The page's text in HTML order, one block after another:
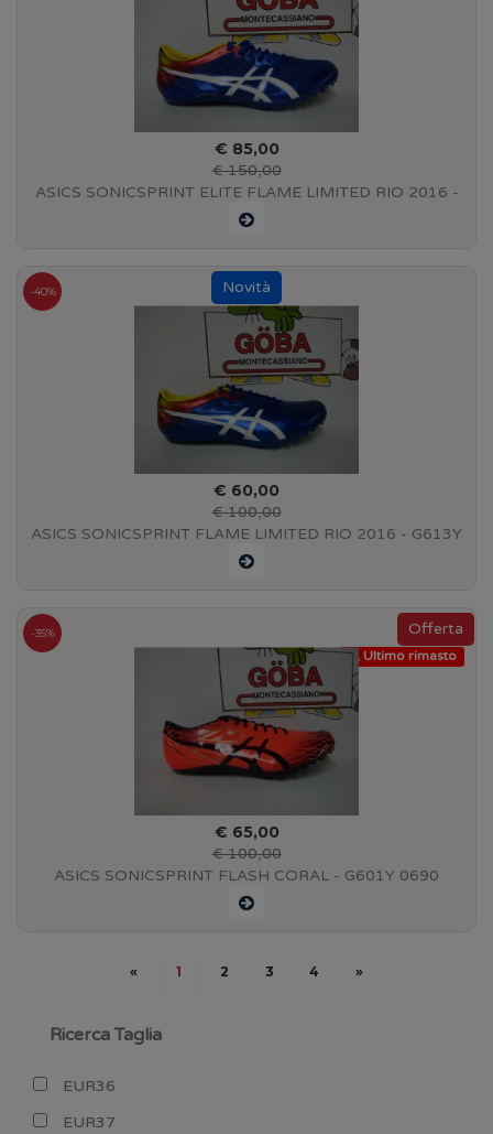
€ 85,00
€ 150,00
ASICS SONICSPRINT ELITE FLAME LIMITED RIO 2016 -
G612Y 4501
-40%
€ 60,00
€ 100,00
ASICS SONICSPRINT FLAME LIMITED RIO 2016 - G613Y
4501
Ultimo rimasto
-35%
€ 65,00
€ 100,00
ASICS SONICSPRINT FLASH CORAL - G601Y 0690
« 1 2 3 4 »
Ricerca Taglia
EUR36
EUR37